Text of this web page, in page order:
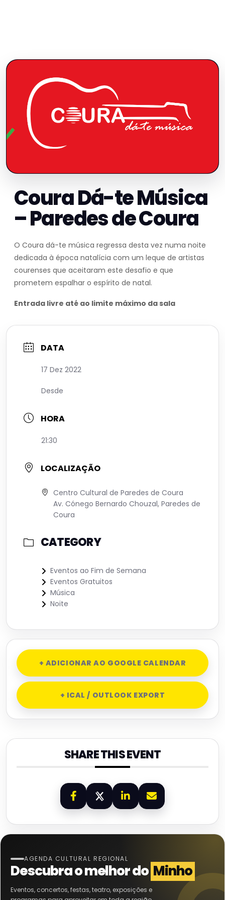
Coura Dá-te Música
– Paredes de Coura
O Coura dá-te música regressa desta vez numa noite
dedicada à época natalícia com um leque de artistas
courenses que aceitaram este desafio e que
prometem espalhar o espírito de natal.
Entrada livre até ao limite máximo da sala
DATA
17 Dez 2022
Desde
HORA
21:30
LOCALIZAÇÃO
Centro Cultural de Paredes de Coura
Av. Cónego Bernardo Chouzal, Paredes de
Coura
CATEGORY
Eventos ao Fim de Semana
Eventos Gratuitos
Música
Noite
+ ADICIONAR AO GOOGLE CALENDAR
+ ICAL / OUTLOOK EXPORT
SHARE THIS EVENT
AGENDA CULTURAL REGIONAL
Descubra o melhor do Minho
Eventos, concertos, festas, teatro, exposições e